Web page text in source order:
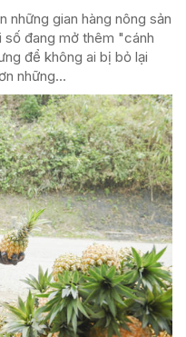
những gian hàng nông sản
số đang mở thêm "cánh
để không ai bị bỏ lại
những...